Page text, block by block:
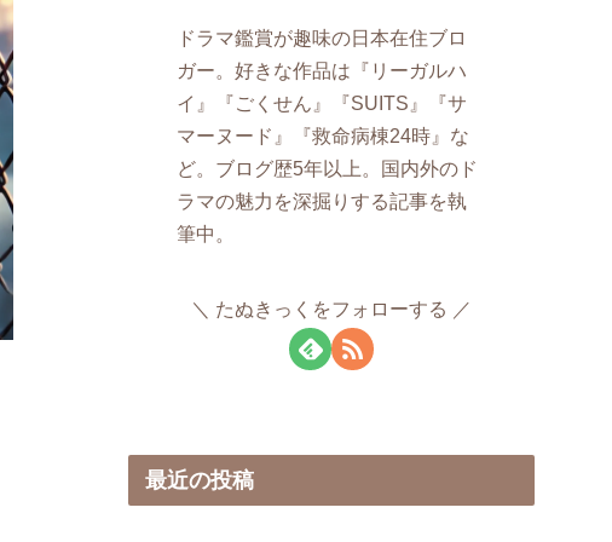
ドラマ鑑賞が趣味の日本在住ブロ
ガー。​好きな作品は『リーガルハ
イ』『ごくせん』『SUITS』『サ
マーヌード』『救命病棟24時』な
ど。ブログ歴​5年以上。国内外のド
ラマの魅力を深掘りする記事を執
筆中。
たぬきっくをフォローする
最近の投稿